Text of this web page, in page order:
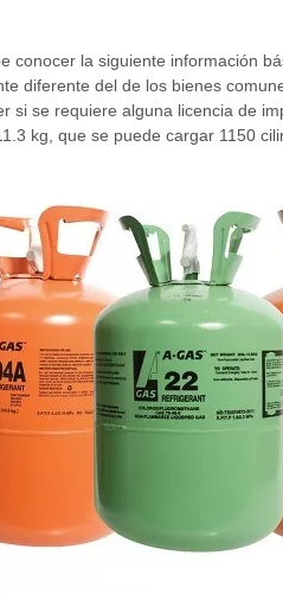
conocer la siguiente información
diferente del de los bienes
si se requiere alguna licencia de
kg, que se puede cargar 1150